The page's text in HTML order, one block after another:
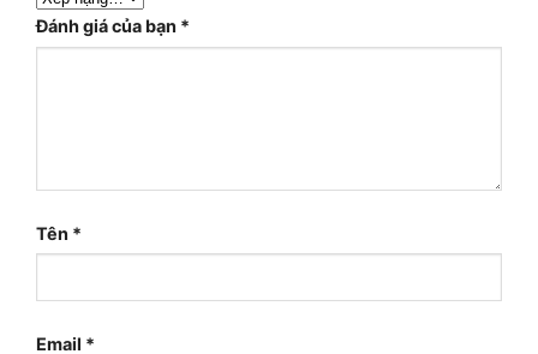
Đánh giá của bạn *
Tên *
Email *